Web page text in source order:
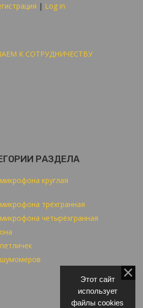
| Log in
К СОТРУДНИЧЕСТВУ
РАЗДЕЛА
круглая
трёхгранная
четырёхгранная
Этот сайт
использует
файлы cookies